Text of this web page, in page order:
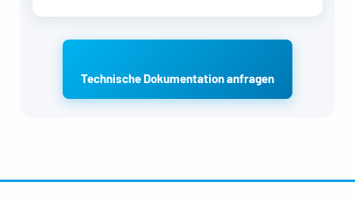
Technische Dokumentation anfragen